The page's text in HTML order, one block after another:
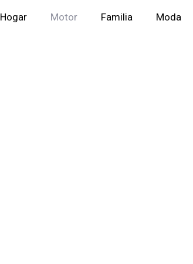
Hogar Motor Familia Moda